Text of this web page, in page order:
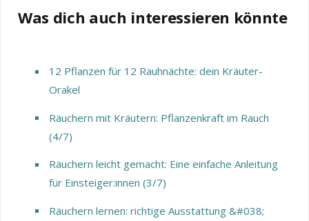
Was dich auch interessieren könnte
12 Pflanzen für 12 Rauhnächte: dein Kräuter-
Orakel
Räuchern mit Kräutern: Pflanzenkraft im Rauch
(4/7)
Räuchern leicht gemacht: Eine einfache Anleitung
für Einsteiger:innen (3/7)
Räuchern lernen: richtige Ausstattung &#038;